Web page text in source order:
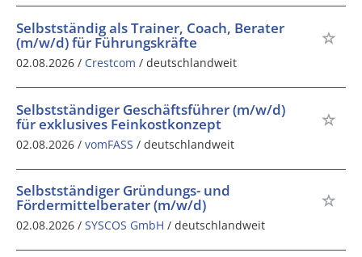
Selbstständig als Trainer, Coach, Berater
(m/w/d) für Führungskräfte
02.08.2026 / Crestcom / deutschlandweit
Selbstständiger Geschäftsführer (m/w/d)
für exklusives Feinkostkonzept
02.08.2026 / vomFASS / deutschlandweit
Selbstständiger Gründungs- und
Fördermittelberater (m/w/d)
02.08.2026 / SYSCOS GmbH / deutschlandweit